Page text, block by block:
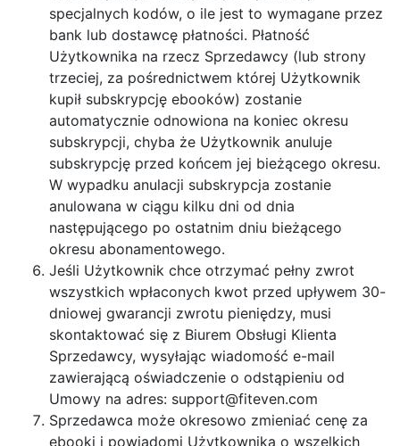
specjalnych kodów, o ile jest to wymagane przez
bank lub dostawcę płatności. Płatność
Użytkownika na rzecz Sprzedawcy (lub strony
trzeciej, za pośrednictwem której Użytkownik
kupił subskrypcję ebooków) zostanie
automatycznie odnowiona na koniec okresu
subskrypcji, chyba że Użytkownik anuluje
subskrypcję przed końcem jej bieżącego okresu.
W wypadku anulacji subskrypcja zostanie
anulowana w ciągu kilku dni od dnia
następującego po ostatnim dniu bieżącego
okresu abonamentowego.
Jeśli Użytkownik chce otrzymać pełny zwrot
wszystkich wpłaconych kwot przed upływem 30-
dniowej gwarancji zwrotu pieniędzy, musi
skontaktować się z Biurem Obsługi Klienta
Sprzedawcy, wysyłając wiadomość e-mail
zawierającą oświadczenie o odstąpieniu od
Umowy na adres: support@fiteven.com
Sprzedawca może okresowo zmieniać cenę za
ebooki i powiadomi Użytkownika o wszelkich